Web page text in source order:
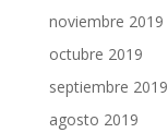
noviembre 2019
octubre 2019
septiembre 2019
agosto 2019